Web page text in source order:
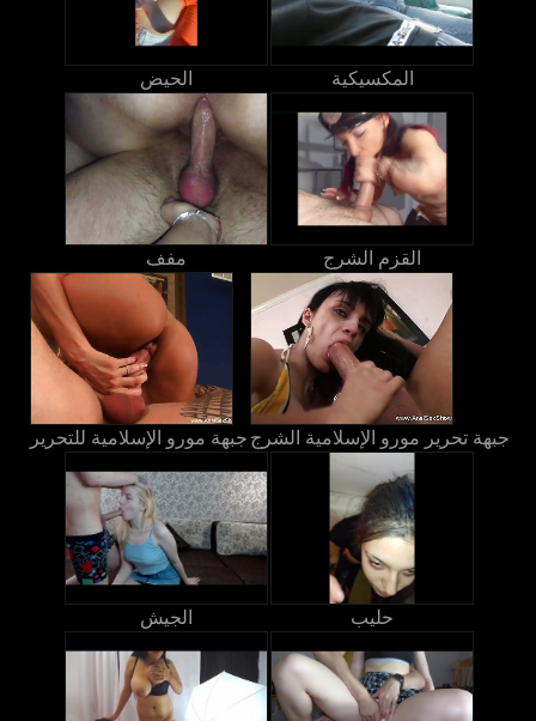
الحيض المكسيكية
مفف القزم الشرج
جبهة مورو الإسلامية للتحرير جبهة تحرير مورو الإسلامية الشرج
الجيش حليب